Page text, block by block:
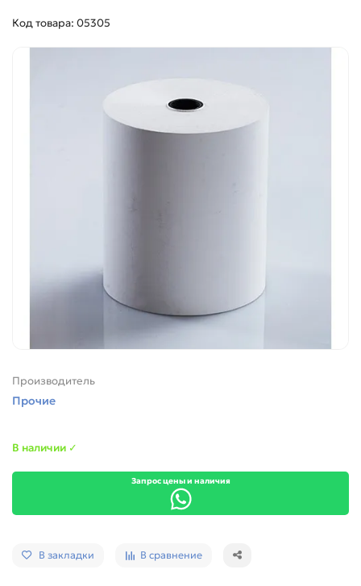
Код товара: 05305
Производитель
Прочие
В наличии ✓
Запрос цены и наличия
В закладки В сравнение